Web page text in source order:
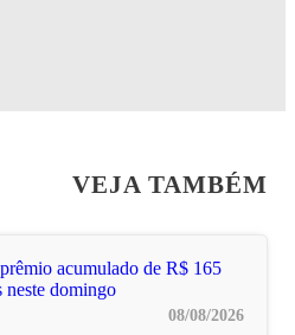
VEJA TAMBÉM
08/08/2026